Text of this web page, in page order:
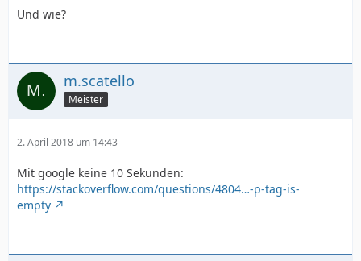
Und wie?
m.scatello
Meister
2. April 2018 um 14:43
Mit google keine 10 Sekunden:
https://stackoverflow.com/questions/4804…-p-tag-is-
empty